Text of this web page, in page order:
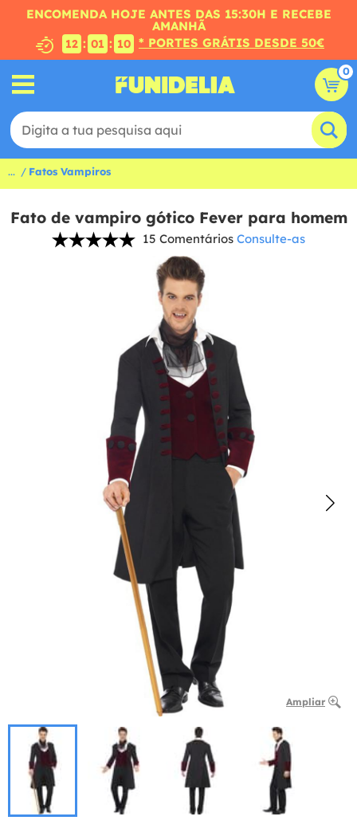
ENCOMENDA HOJE ANTES DAS 15:30H E RECEBE
AMANHÃ
12 : 01 : 09 * PORTES GRÁTIS DESDE 50€
0
... Fatos Vampiros
Fato de vampiro gótico Fever para homem
15 Comentários Consulte-as
Ampliar